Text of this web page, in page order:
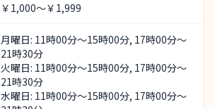
￥1,000～￥1,999
月曜日: 11時00分～15時00分, 17時00分～
21時30分
火曜日: 11時00分～15時00分, 17時00分～
21時30分
水曜日: 11時00分～15時00分, 17時00分～